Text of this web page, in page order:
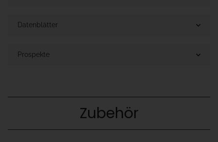
Datenblätter
Prospekte
Zubehör